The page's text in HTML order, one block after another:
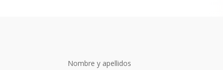
Nombre y apellidos